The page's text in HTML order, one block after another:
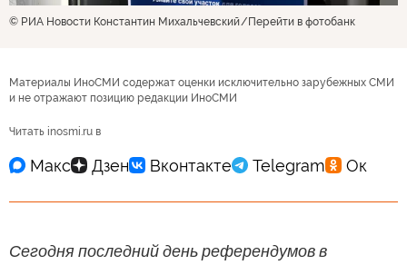
© РИА Новости Константин Михальчевский Перейти в фотобанк
Материалы ИноСМИ содержат оценки исключительно зарубежных СМИ
и не отражают позицию редакции ИноСМИ
Читать inosmi.ru в
Сегодня последний день референдумов в